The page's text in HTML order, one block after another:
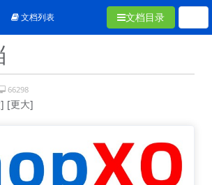
文档列表 文档目录
66298
[更大]